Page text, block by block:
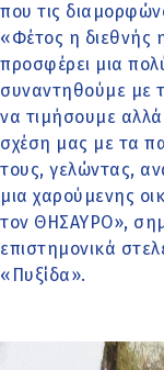
που τις
«Φέτος η διεθνής
προσφέρει μια
συναντηθούμε με
να τιμήσουμε
σχέση μας με τα
τους, γελώντας,
μια χαρούμενης
τον ΘΗΣΑΥΡΟ»,
επιστημονικά
«Πυξίδα».